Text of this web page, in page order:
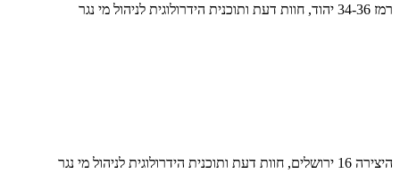
רמז 34-36 יהוד, חוות דעת ותוכנית הידרולוגית לניהול מי נגר
היצירה 16 ירושלים, חוות דעת ותוכנית הידרולוגית לניהול מי נגר